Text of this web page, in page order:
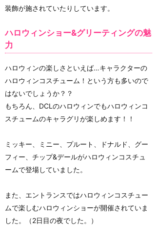
装飾が施されていたりしています。
ハロウィンショー&グリーティングの魅
力
ハロウィンの楽しさといえば…キャラクターの
ハロウィンコスチューム！という方も多いので
はないでしょうか？？
もちろん、DCLのハロウィンでもハロウィンコ
スチュームのキャラグリが楽しめます！！
ミッキー、ミニー、プルート、ドナルド、グー
フィー、チップ&デールがハロウィンコスチュ
ームで登場していました。
また、エントランスではハロウィンコスチュー
ムで楽しむハロウィンショーが開催されていま
した。（2日目の夜でした。）